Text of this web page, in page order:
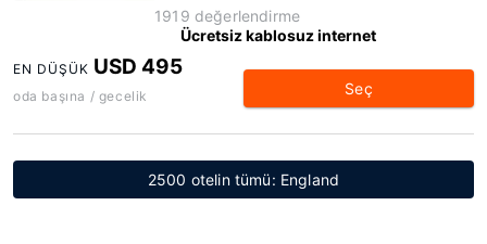
1919 değerlendirme
Ücretsiz kablosuz internet
EN DÜŞÜK USD 495
oda başına / gecelik Seç
2500 otelin tümü: England